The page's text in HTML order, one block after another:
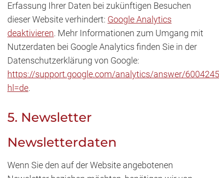
Erfassung Ihrer Daten bei zukünftigen Besuchen
dieser Website verhindert: Google Analytics
deaktivieren. Mehr Informationen zum Umgang mit
Nutzerdaten bei Google Analytics finden Sie in der
Datenschutzerklärung von Google:
https://support.google.com/analytics/answer/
hl=de.
5. Newsletter
Newsletterdaten
Wenn Sie den auf der Website angebotenen